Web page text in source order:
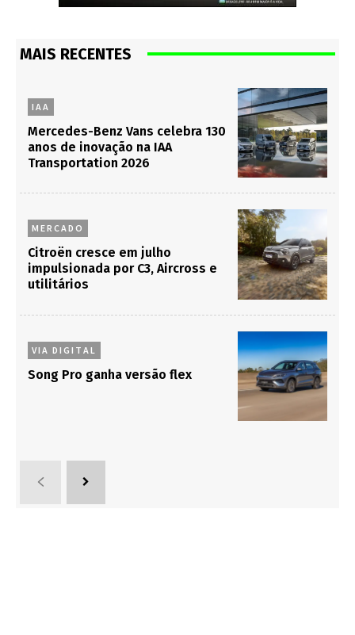
MAIS RECENTES
IAA
Mercedes-Benz Vans celebra 130
anos de inovação na IAA
Transportation 2026
MERCADO
Citroën cresce em julho
impulsionada por C3, Aircross e
utilitários
VIA DIGITAL
Song Pro ganha versão flex